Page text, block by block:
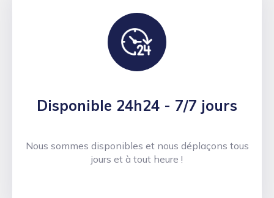
Disponible 24h24 - 7/7 jours
Nous sommes disponibles et nous déplaçons tous
jours et à tout heure !